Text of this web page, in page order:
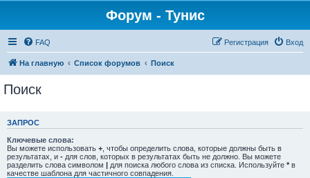
Форум - Тунис
FAQ Вход
Регистрация
На главную Список форумов Поиск
Поиск
ЗАПРОС
Ключевые слова:
Вы можете использовать + , чтобы определить слова, которые должны быть в
результатах, и - для слов, которых в результатах быть не должно. Вы можете
разделить слова символом | для поиска любого слова из списка. Используйте * в
качестве шаблона для частичного совпадения.